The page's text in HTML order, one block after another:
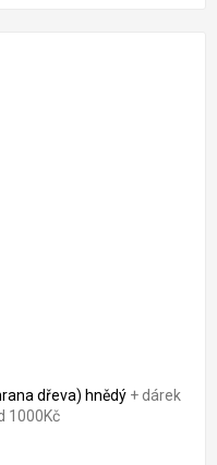
dřeva) hnědý + dárek
1000Kč